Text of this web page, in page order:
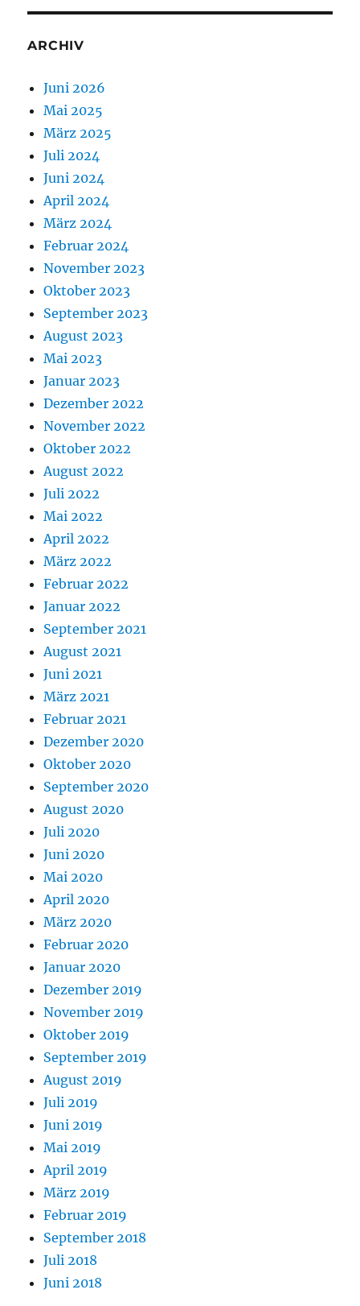
ARCHIV
Juni 2026
Mai 2025
März 2025
Juli 2024
Juni 2024
April 2024
März 2024
Februar 2024
November 2023
Oktober 2023
September 2023
August 2023
Mai 2023
Januar 2023
Dezember 2022
November 2022
Oktober 2022
August 2022
Juli 2022
Mai 2022
April 2022
März 2022
Februar 2022
Januar 2022
September 2021
August 2021
Juni 2021
März 2021
Februar 2021
Dezember 2020
Oktober 2020
September 2020
August 2020
Juli 2020
Juni 2020
Mai 2020
April 2020
März 2020
Februar 2020
Januar 2020
Dezember 2019
November 2019
Oktober 2019
September 2019
August 2019
Juli 2019
Juni 2019
Mai 2019
April 2019
März 2019
Februar 2019
September 2018
Juli 2018
Juni 2018